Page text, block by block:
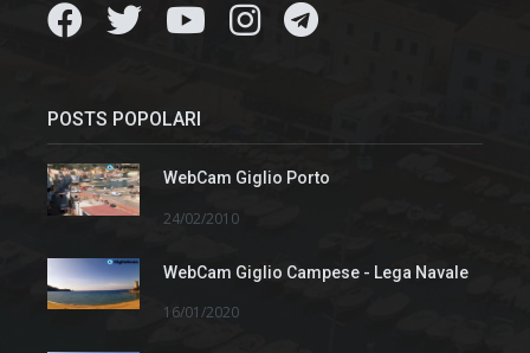
POSTS POPOLARI
WebCam Giglio Porto
24/02/2010
WebCam Giglio Campese - Lega Navale
16/01/2020